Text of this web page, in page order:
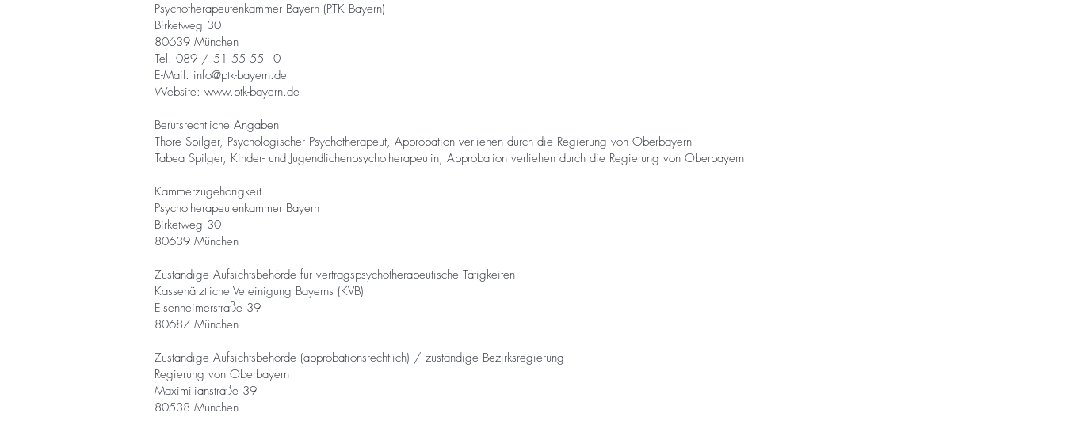
Psychotherapeutenkammer Bayern (PTK Bayern)
Birketweg 30
80639 München
Tel. 089 / 51 55 55 - 0
E-Mail: info@ptk-bayern.de
Website: www.ptk-bayern.de
Berufsrechtliche Angaben
Thore Spilger, Psychologischer Psychotherapeut, Approbation verliehen durch die Regierung von Oberbayern
Tabea Spilger, Kinder- und Jugendlichenpsychotherapeutin, Approbation verliehen durch die Regierung von Oberbayern
Kammerzugehörigkeit
Psychotherapeutenkammer Bayern
Birketweg 30
80639 München
Zuständige Aufsichtsbehörde für vertragspsychotherapeutische Tätigkeiten
Kassenärztliche Vereinigung Bayerns (KVB)
Elsenheimerstraße 39
80687 München
Zuständige Aufsichtsbehörde (approbationsrechtlich) / zuständige Bezirksregierung
Regierung von Oberbayern
Maximilianstraße 39
80538 München